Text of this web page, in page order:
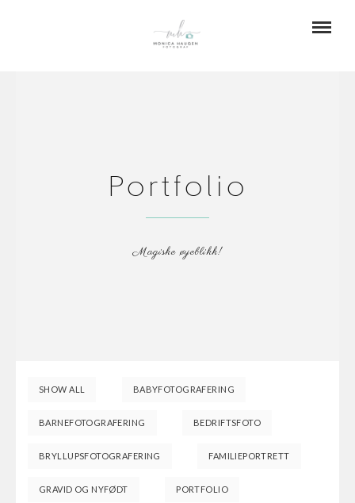
Portfolio
Magiske øyeblikk!
SHOW ALL BABYFOTOGRAFERING
BARNEFOTOGRAFERING BEDRIFTSFOTO
BRYLLUPSFOTOGRAFERING FAMILIEPORTRETT
GRAVID OG NYFØDT PORTFOLIO